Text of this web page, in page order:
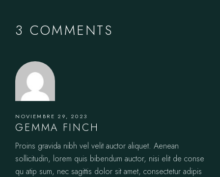
3 COMMENTS
NOVIEMBRE 29, 2023
GEMMA FINCH
Proins gravida nibh vel velit auctor aliquet. Aenean
sollicitudin, lorem quis bibendum auctor, nisi elit de conse
qu atip sum, nec sagittis dolor sit amet, consectetur adipis